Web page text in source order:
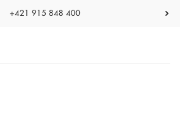
+421 915 848 400